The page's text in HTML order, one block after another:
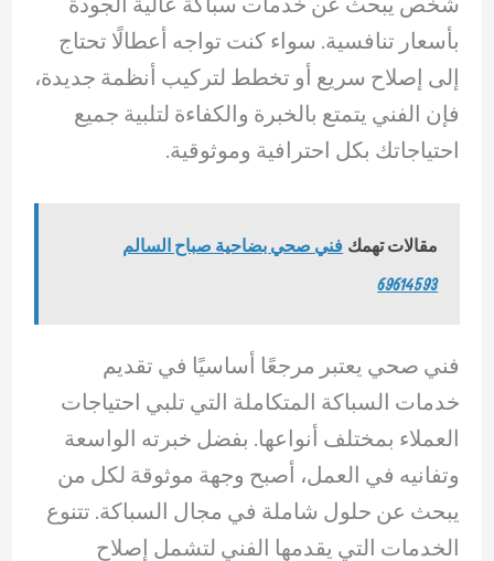
بأسعار تنافسية. سواء كنت تواجه أعطالًا تحتاج
إلى إصلاح سريع أو تخطط لتركيب أنظمة جديدة،
فإن الفني يتمتع بالخبرة والكفاءة لتلبية جميع
احتياجاتك بكل احترافية وموثوقية.
مقالات تهمك فني صحي بضاحية صباح السالم
69614593
فني صحي يعتبر مرجعًا أساسيًا في تقديم
خدمات السباكة المتكاملة التي تلبي احتياجات
العملاء بمختلف أنواعها. بفضل خبرته الواسعة
وتفانيه في العمل، أصبح وجهة موثوقة لكل من
يبحث عن حلول شاملة في مجال السباكة. تتنوع
الخدمات التي يقدمها الفني لتشمل إصلاح